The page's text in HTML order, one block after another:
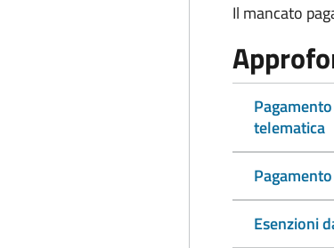
Il mancato
telematica
Esenzioni